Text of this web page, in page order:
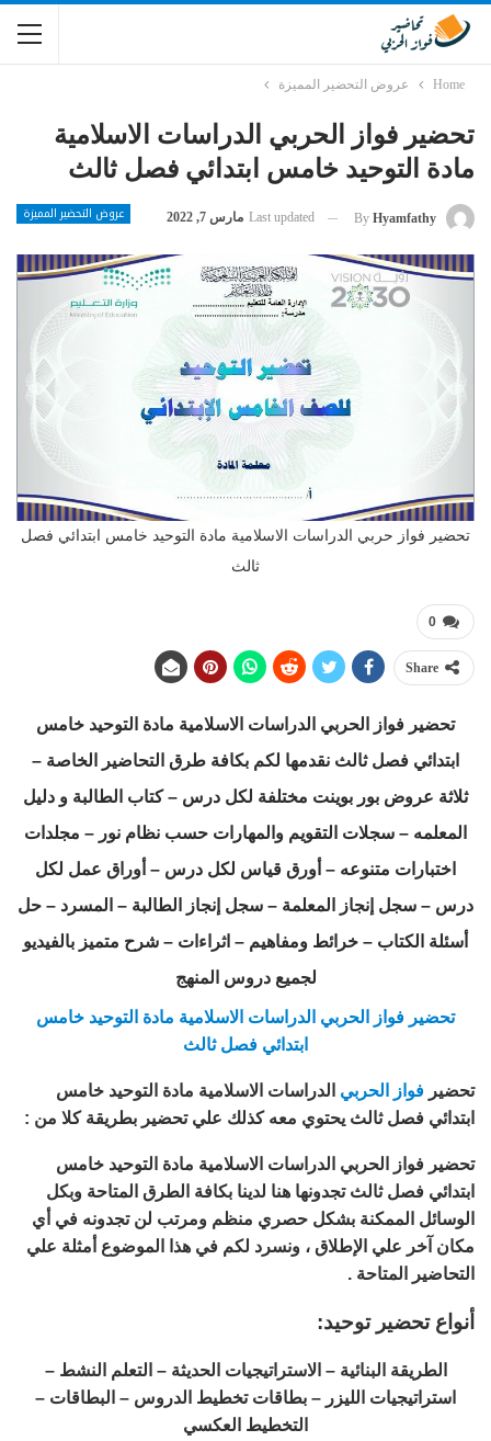
Home عروض التحضير المميزة
تحضير فواز الحربي الدراسات الاسلامية
مادة التوحيد خامس ابتدائي فصل ثالث
عروض التحضير المميزة By Hyamfathy
Last updated مارس 7, 2022
تحضير فواز حربي الدراسات الاسلامية مادة التوحيد خامس ابتدائي فصل
ثالث
0
Share
تحضير فواز الحربي الدراسات الاسلامية مادة التوحيد خامس
ابتدائي فصل ثالث نقدمها لكم بكافة طرق التحاضير الخاصة –
ثلاثة عروض بور بوينت مختلفة لكل درس – كتاب الطالبة و دليل
المعلمه – سجلات التقويم والمهارات حسب نظام نور – مجلدات
اختبارات متنوعه – أورق قياس لكل درس – أوراق عمل لكل
درس – سجل إنجاز المعلمة – سجل إنجاز الطالبة – المسرد – حل
أسئلة الكتاب – خرائط ومفاهيم – اثراءات – شرح متميز بالفيديو
لجميع دروس المنهج
تحضير فواز الحربي الدراسات الاسلامية مادة التوحيد خامس
ابتدائي فصل ثالث
تحضير فواز الحربي الدراسات الاسلامية مادة التوحيد خامس
ابتدائي فصل ثالث يحتوي معه كذلك علي تحضير بطريقة كلا من :
تحضير فواز الحربي الدراسات الاسلامية مادة التوحيد خامس
ابتدائي فصل ثالث تجدونها هنا لدينا بكافة الطرق المتاحة وبكل
الوسائل الممكنة بشكل حصري منظم ومرتب لن تجدونه في أي
مكان آخر علي الإطلاق ، ونسرد لكم في هذا الموضوع أمثلة علي
التحاضير المتاحة .
أنواع تحضير توحيد:
الطريقة البنائية – الاستراتيجيات الحديثة – التعلم النشط –
استراتيجيات الليزر – بطاقات تخطيط الدروس – البطاقات –
التخطيط العكسي